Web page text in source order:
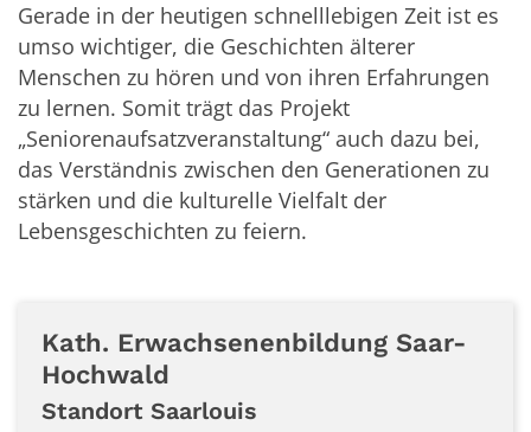
Gerade in der heutigen schnelllebigen Zeit ist es
umso wichtiger, die Geschichten älterer
Menschen zu hören und von ihren Erfahrungen
zu lernen. Somit trägt das Projekt
„Seniorenaufsatzveranstaltung“ auch dazu bei,
das Verständnis zwischen den Generationen zu
stärken und die kulturelle Vielfalt der
Lebensgeschichten zu feiern.
Kath. Erwachsenenbildung Saar-
Hochwald
Standort Saarlouis